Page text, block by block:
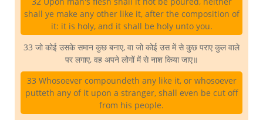
shall ye make any other like it, after the composition of
it: it is holy, and it shall be holy unto you.
33 जो कोई उसके समान कुछ बनाए, वा जो कोई उस में से कुछ पराए कुल वाले
पर लगाए, वह अपने लोगों में से नाश किया जाए॥
33 Whosoever compoundeth any like it, or whosoever
putteth any of it upon a stranger, shall even be cut off
from his people.